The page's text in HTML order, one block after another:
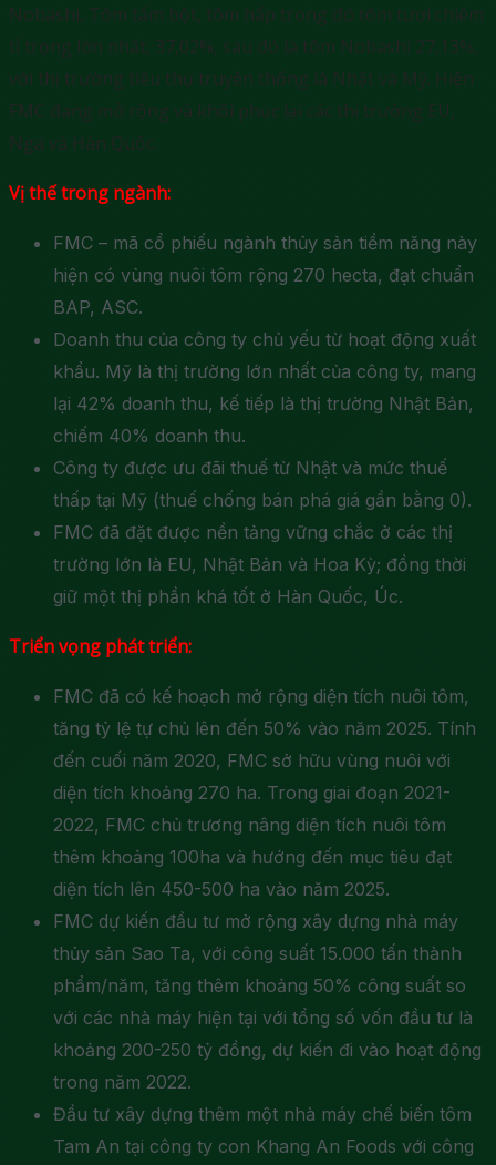
Nobashi, Tôm tẩm bột, tôm hấp trong đó tôm tươi chiếm
tỉ trọng lớn nhất, 37,02%, sau đó là tôm Nobashi 27,13%,
với thị trường tiêu thụ truyền thống là Nhật và Mỹ. Hiện
FMC đang mở rộng và khôi phục lại các thị trường EU,
Nga và Hàn Quốc.
Vị thế trong ngành:
FMC – mã cổ phiếu ngành thủy sản tiềm năng này
hiện có vùng nuôi tôm rộng 270 hecta, đạt chuẩn
BAP, ASC.
Doanh thu của công ty chủ yếu từ hoạt động xuất
khẩu. Mỹ là thị trường lớn nhất của công ty, mang
lại 42% doanh thu, kế tiếp là thị trường Nhật Bản,
chiếm 40% doanh thu.
Công ty được ưu đãi thuế từ Nhật và mức thuế
thấp tại Mỹ (thuế chống bán phá giá gần bằng 0).
FMC đã đặt được nền tảng vững chắc ở các thị
trường lớn là EU, Nhật Bản và Hoa Kỳ; đồng thời
giữ một thị phần khá tốt ở Hàn Quốc, Úc.
Triển vọng phát triển:
FMC đã có kế hoạch mở rộng diện tích nuôi tôm,
tăng tỷ lệ tự chủ lên đến 50% vào năm 2025. Tính
đến cuối năm 2020, FMC sở hữu vùng nuôi với
diện tích khoảng 270 ha. Trong giai đoạn 2021-
2022, FMC chủ trương nâng diện tích nuôi tôm
thêm khoảng 100ha và hướng đến mục tiêu đạt
diện tích lên 450-500 ha vào năm 2025.
FMC dự kiến đầu tư mở rộng xây dựng nhà máy
thủy sản Sao Ta, với công suất 15.000 tấn thành
phẩm/năm, tăng thêm khoảng 50% công suất so
với các nhà máy hiện tại với tổng số vốn đầu tư là
khoảng 200-250 tỷ đồng, dự kiến đi vào hoạt động
trong năm 2022.
Đầu tư xây dựng thêm một nhà máy chế biến tôm
Tam An tại công ty con Khang An Foods với công